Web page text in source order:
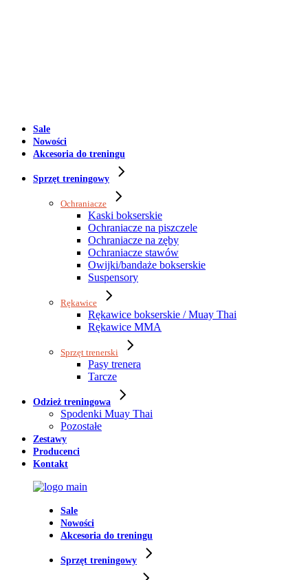
Sale
Nowości
Akcesoria do treningu
Sprzęt treningowy
Ochraniacze
Kaski bokserskie
Ochraniacze na piszczele
Ochraniacze na zęby
Ochraniacze stawów
Owijki/bandaże bokserskie
Suspensory
Rękawice
Rękawice bokserskie / Muay Thai
Rękawice MMA
Sprzęt trenerski
Pasy trenera
Tarcze
Odzież treningowa
Spodenki Muay Thai
Pozostałe
Zestawy
Producenci
Kontakt
Sale
Nowości
Akcesoria do treningu
Sprzęt treningowy